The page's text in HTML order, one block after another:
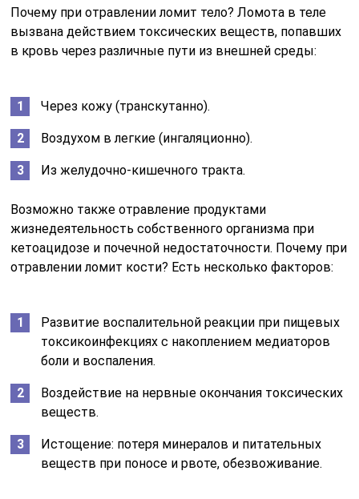
Почему при отравлении ломит тело? Ломота в теле
вызвана действием токсических веществ, попавших
в кровь через различные пути из внешней среды:
Через кожу (транскутанно).
Воздухом в легкие (ингаляционно).
Из желудочно-кишечного тракта.
Возможно также отравление продуктами
жизнедеятельность собственного организма при
кетоацидозе и почечной недостаточности. Почему при
отравлении ломит кости? Есть несколько факторов:
Развитие воспалительной реакции при пищевых
токсикоинфекциях с накоплением медиаторов
боли и воспаления.
Воздействие на нервные окончания токсических
веществ.
Истощение: потеря минералов и питательных
веществ при поносе и рвоте, обезвоживание.